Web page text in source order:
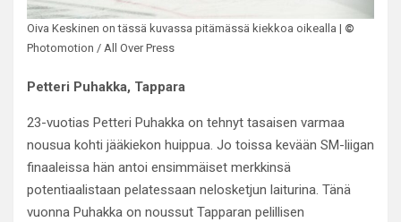
Oiva Keskinen on tässä kuvassa pitämässä kiekkoa oikealla | ©
Photomotion / All Over Press
Petteri Puhakka, Tappara
23-vuotias Petteri Puhakka on tehnyt tasaisen varmaa
nousua kohti jääkiekon huippua. Jo toissa kevään SM-liigan
finaaleissa hän antoi ensimmäiset merkkinsä
potentiaalistaan pelatessaan nelosketjun laiturina. Tänä
vuonna Puhakka on noussut Tapparan pelillisen